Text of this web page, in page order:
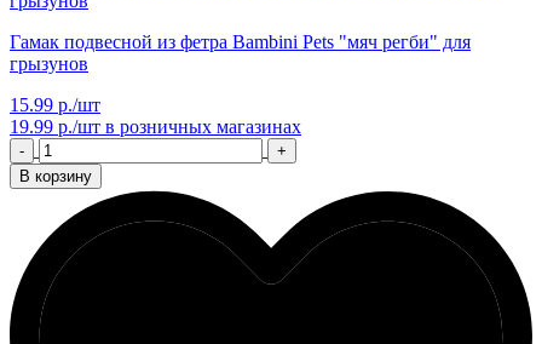
Гамак подвесной из фетра Bambini Pets "мяч регби" для
грызунов
15.99 р./шт
19.99 р./шт в розничных магазинах
-
+
В корзину